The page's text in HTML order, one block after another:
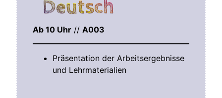
Deutsch
Ab 10 Uhr // A003
Prä­sen­ta­ti­on der Arbeits­er­geb­nis­se
und Lehrmaterialien